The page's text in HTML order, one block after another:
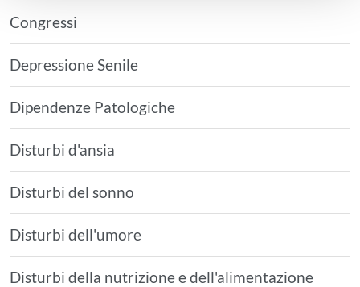
Congressi
Depressione Senile
Dipendenze Patologiche
Disturbi d'ansia
Disturbi del sonno
Disturbi dell'umore
Disturbi della nutrizione e dell'alimentazione